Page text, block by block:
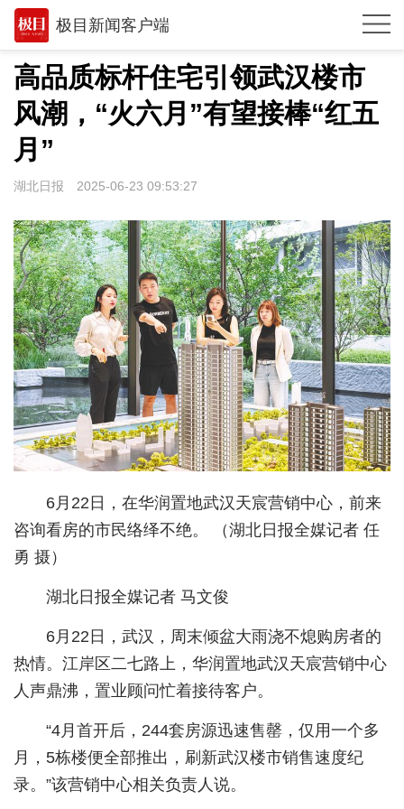
极目新闻客户端
推荐
观点
时政
湖北
世相
环球
专题
极客圈
经济
城建
科教
健康
悠游
相亲
房产
消费
创意
文化
高品质标杆住宅引领武汉楼市
风潮，“火六月”有望接棒“红五
月”
湖北日报 2025-06-23 09:53:27
6月22日，在华润置地武汉天宸营销中心，前来
咨询看房的市民络绎不绝。 （湖北日报全媒记者 任
勇 摄）
湖北日报全媒记者 马文俊
6月22日，武汉，周末倾盆大雨浇不熄购房者的
热情。江岸区二七路上，华润置地武汉天宸营销中心
人声鼎沸，置业顾问忙着接待客户。
“4月首开后，244套房源迅速售罄，仅用一个多
月，5栋楼便全部推出，刷新武汉楼市销售速度纪
录。”该营销中心相关负责人说。